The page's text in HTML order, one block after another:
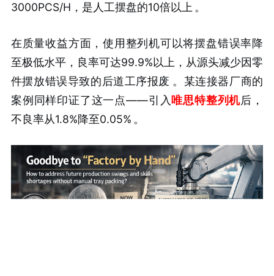
3000PCS/H，是人工摆盘的10倍以上 。
在质量收益方面，使用整列机可以将摆盘错误率降
至极低水平，良率可达99.9%以上，从源头减少因零
件摆放错误导致的后道工序报废 。某连接器厂商的
案例同样印证了这一点——引入唯思特整列机后，
不良率从1.8%降至0.05% 。